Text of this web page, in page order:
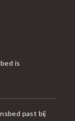
is
past bij